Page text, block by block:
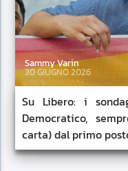
Sammy Varin
30 GIUGNO 2026
Su Libero: i
Democratico,
carta) dal primo